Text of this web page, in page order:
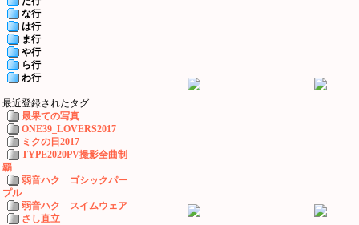
な行
は行
ま行
や行
ら行
わ行
最近登録されたタグ
最果ての写真
ONE39_LOVERS2017
ミクの日2017
TYPE2020PV撮影全曲制
覇
弱音ハク ゴシックパー
プル
弱音ハク スイムウェア
さし直立